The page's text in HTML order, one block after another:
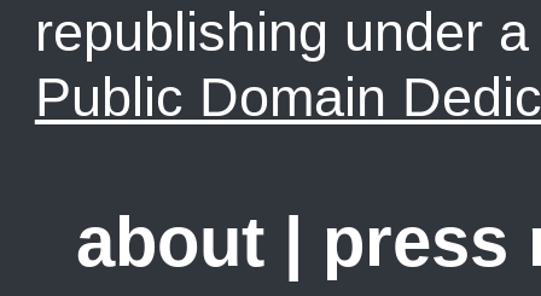
republishing under
Public Domain
about | press